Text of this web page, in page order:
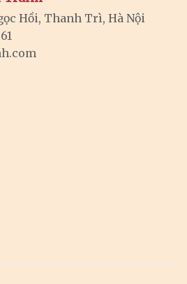
Hồi, Thanh Trì, Hà Nội